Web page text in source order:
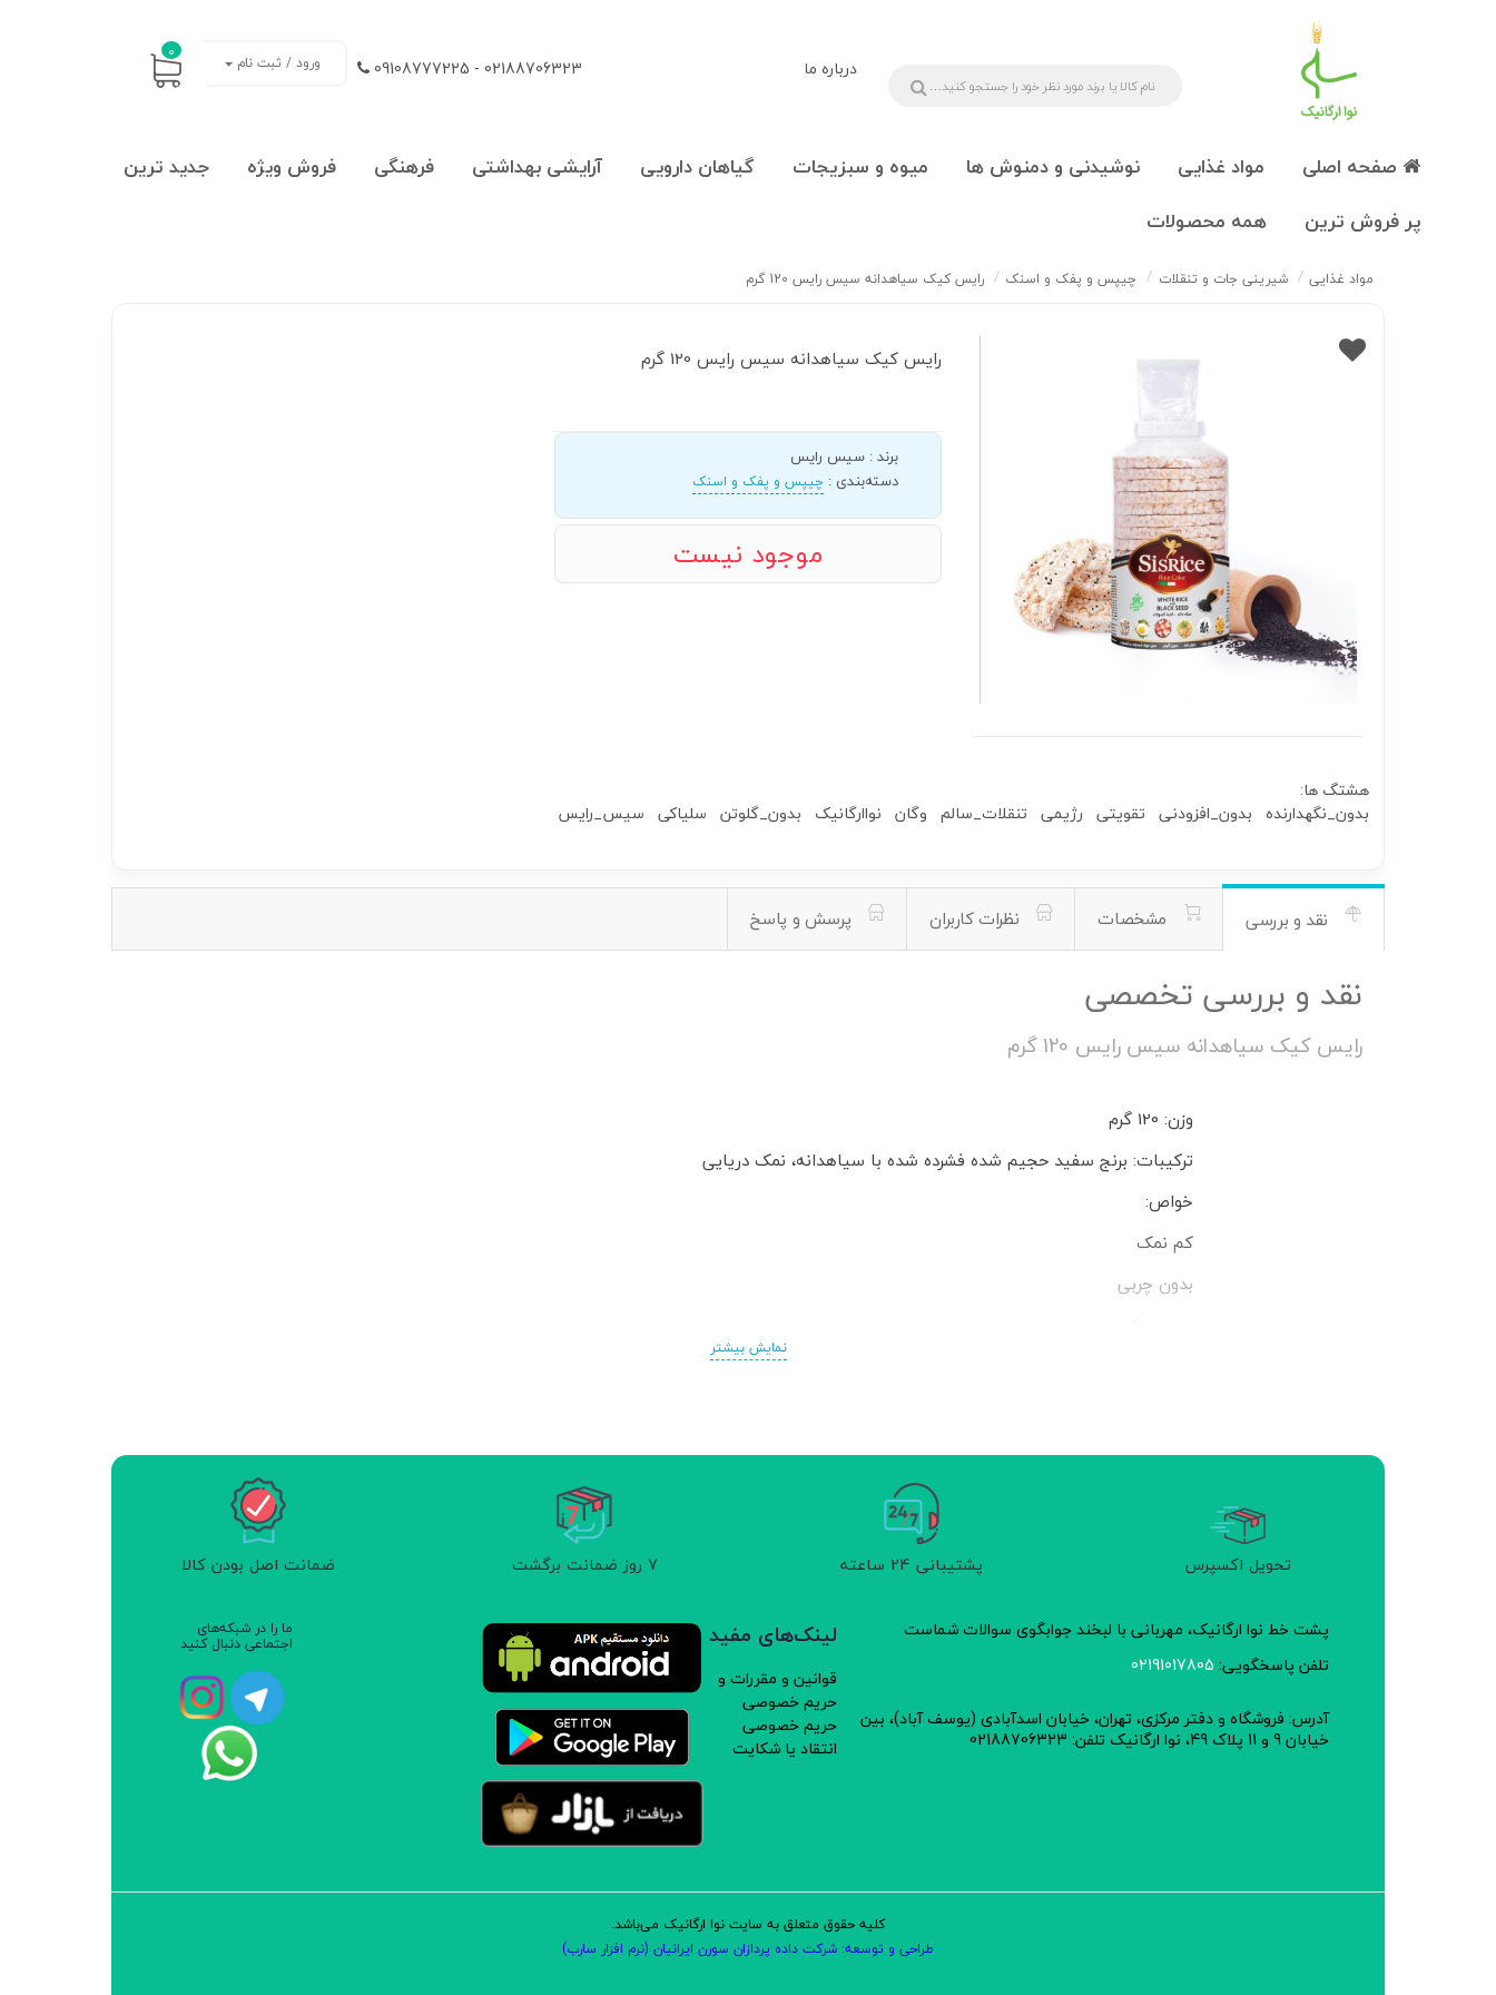
درباره ما 02188706323 - 09108777225 ورود / ثبت نام 0
صفحه اصلی مواد غذایی نوشیدنی و دمنوش ها میوه و سبزیجات گیاهان دارویی آرایشی بهداشتی فرهنگی فروش ویژه
جدید ترین
پر فروش ترین
همه محصولات
مواد غذایی شیرینی جات و تنقلات چیپس و پفک و اسنک رایس کیک سیاهدانه سیس رایس 120 گرم
رایس کیک سیاهدانه سیس رایس 120 گرم
برند:سیس رایس
دسته‌بندی : چیپس و پفک و اسنک
موجود نیست
هشتگ ها:
بدون_نگهدارنده بدون_افزودنی تقویتی رژیمی تنقلات_سالم وگان نواارگانیک بدون_گلوتن سلیاکی سیس_رایس
نقد و بررسی مشخصات نظرات کاربران پرسش و پاسخ
نقد و بررسی تخصصی
رایس کیک سیاهدانه سیس رایس 120 گرم
وزن: 120 گرم
ترکیبات: برنج سفید حجیم شده فشرده شده با سیاهدانه، نمک دریایی
خواص:
کم نمک
بدون چربی
نمایش بیشتر
تحویل اکسپرس پشتیبانی 24 ساعته 7 روز ضمانت برگشت ضمانت اصل بودن کالا
پشت خط نوا ارگانیک، مهربانی با لبخند جوابگوی سوالات شماست
تلفن پاسخگویی: 02191017805
آدرس: فروشگاه و دفتر مرکزی، تهران، خیابان اسدآبادی (یوسف آباد)، بین
خیابان 9 و 11 پلاک 49، نوا ارگانیک تلفن: 02188706323
لینک‌های مفید
قوانین و مقررات و
حریم خصوصی
حریم خصوصی
انتقاد یا شکایت
ما را در شبکه‌های
اجتماعی دنبال کنید
کلیه حقوق متعلق به سایت نوا ارگانیک می‌باشد.
طراحی و توسعه: شرکت داده پردازان سورن ایرانیان (نرم افزار سارب)